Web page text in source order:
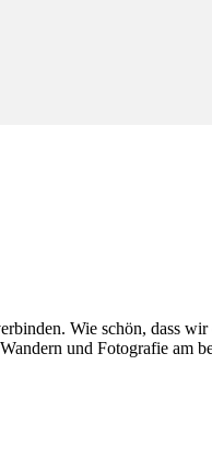
Wie schön, dass
und Fotografie am